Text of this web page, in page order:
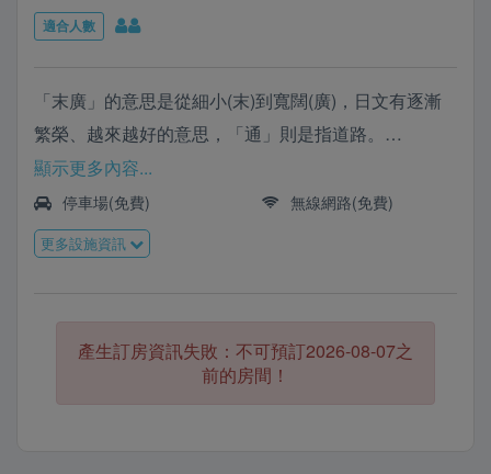
適合人數
「末廣」的意思是從細小(末)到寬闊(廣)，日文有逐漸
繁榮、越來越好的意思，「通」則是指道路。
1919年，大正八年，總督府正式實施「末廣町通」之
名。末廣町通的繁榮，而有了「台南銀座」的美稱，又
名銀座通。
末廣通，用有形的空間，默默守候屬於時間的祕密。|
廣町，由林百貨往西的寬闊道路(末廣町通)，是當時第
一條經過整體規劃設計的街道。兩排歐式的房屋，企圖
顯示更多內容...
停車場(免費) 無線網路(免費)
更多設施資訊
產生訂房資訊失敗：不可預訂2026-08-07之
前的房間！